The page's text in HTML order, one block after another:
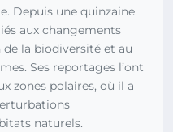
Depuis une quinzaine
aux changements
la biodiversité et au
Ses reportages l’ont
zones polaires, où il a
naturels.